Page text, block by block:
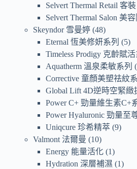
Selvert Thermal Retail 客裝
Selvert Thermal Salon 美
Skeyndor 雪曼婷 48
Eternal 恆美修妍系列
5
Timeless Prodigy 克齡賦活
Aquatherm 溫泉柔敏系列
Corrective 童顏美塑祛紋
Global Lift 4D逆時空緊緻
Power C+ 勁量維生素C+
Power Hyaluronic 勁量至
Uniqcure 珍希精萃 9
Valmont 法爾曼
10
Energy 能量活化 1
Hydration 深層補濕
1